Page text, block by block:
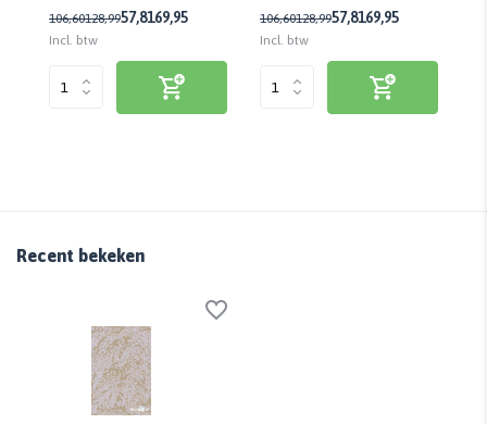
106,60128,9957,8169,95
Incl. btw
106,60128,9957,8169,95
Incl. btw
Recent bekeken